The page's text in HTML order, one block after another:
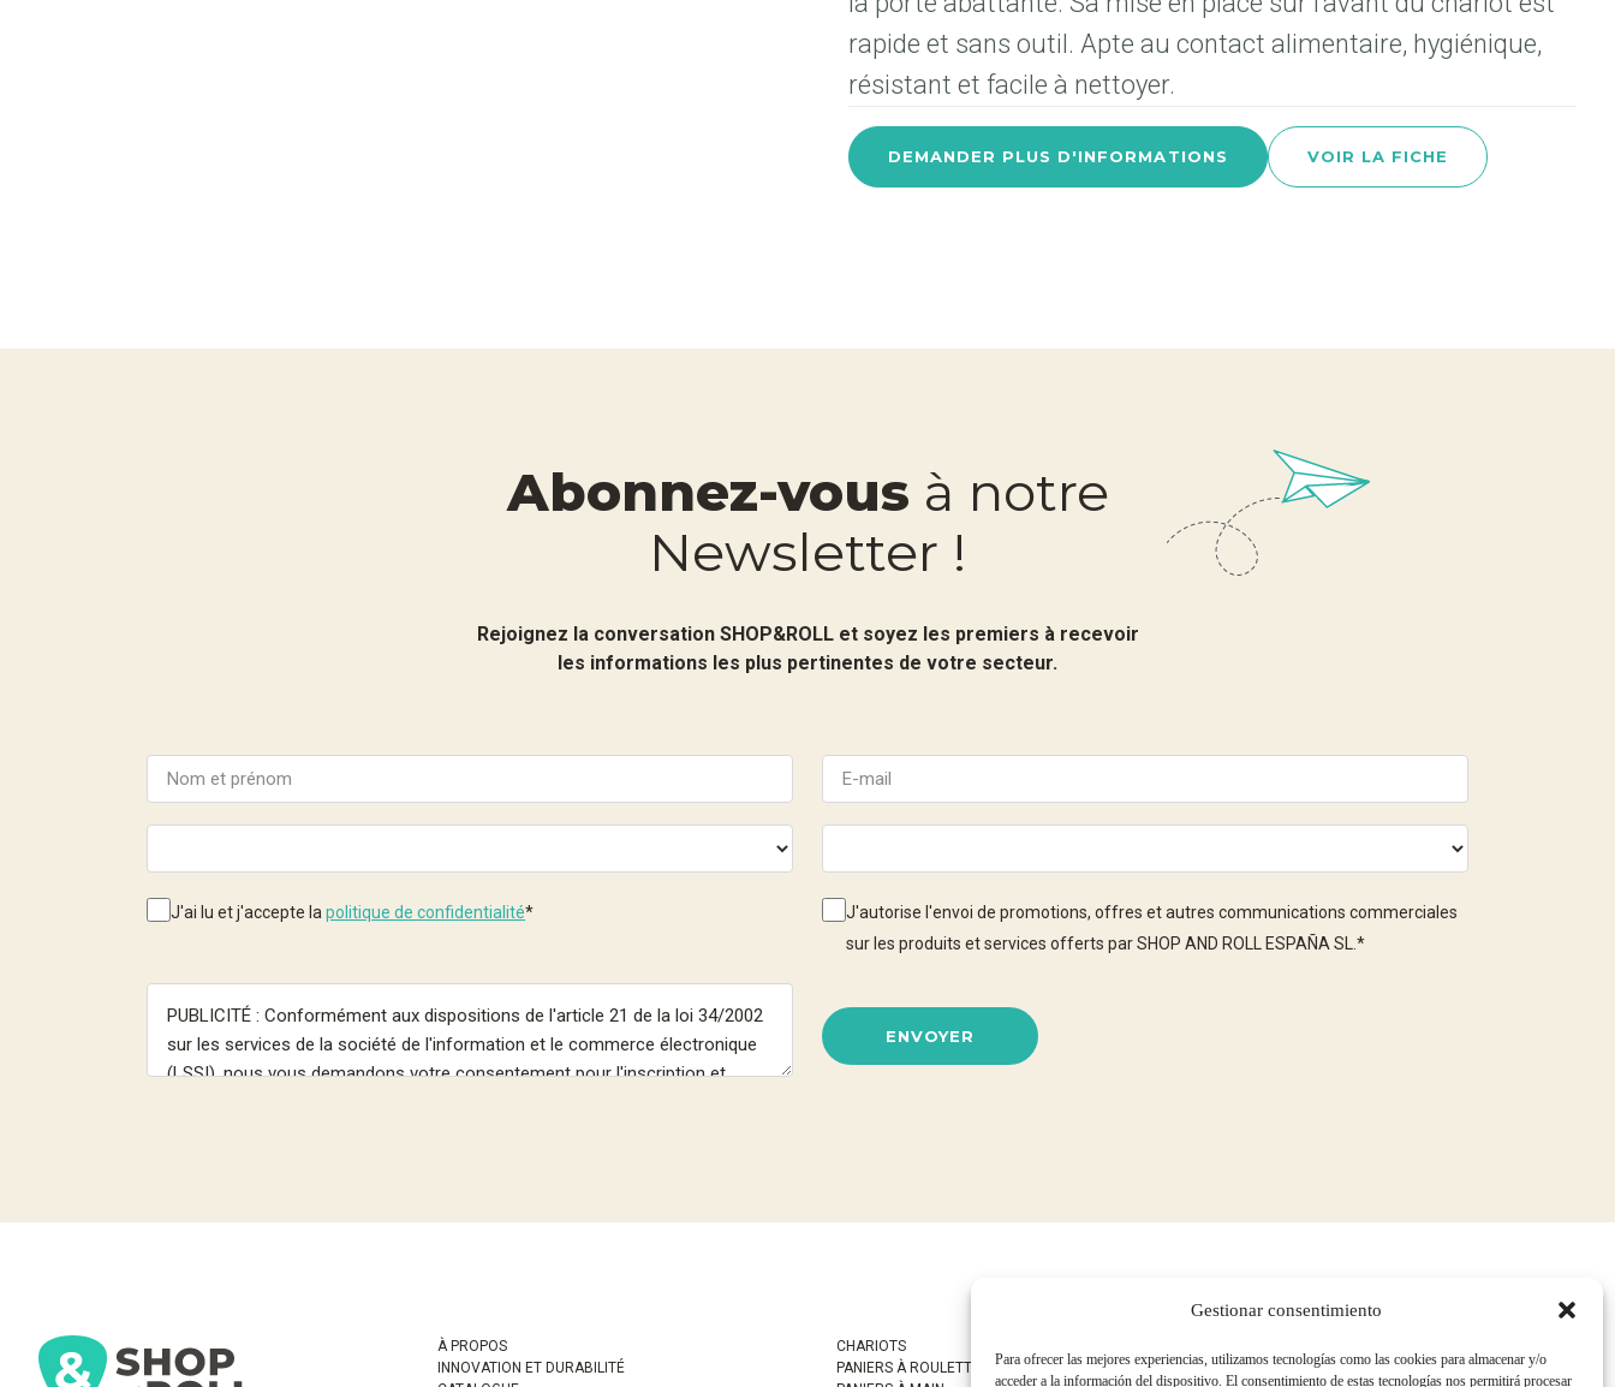
Gestionar consentimiento
Para ofrecer las mejores experiencias, utilizamos tecnologías como las cookies para almacenar y/o
acceder a la información del dispositivo. El consentimiento de estas tecnologías nos permitirá procesar
rapide et sans outil. Apte au contact alimentaire, hygiénique,
résistant et facile à nettoyer.
DEMANDER PLUS D'INFORMATIONS VOIR LA FICHE
Abonnez-vous à notre
Newsletter !
Rejoignez la conversation SHOP&ROLL et soyez les premiers à recevoir
les informations les plus pertinentes de votre secteur.
J'ai lu et j'accepte lapolitique de confidentialité*
J'autorise l'envoi de promotions, offres et autres communications commerciales
sur les produits et services offerts par SHOP AND ROLL ESPAÑA SL.*
ENVOYER
À PROPOS
INNOVATION ET DURABILITÉ
CHARIOTS
PANIERS À ROULETTES
TRAVAILLER AVEC NOUS